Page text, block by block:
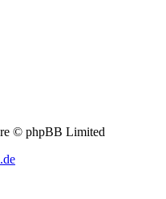
© phpBB Limited